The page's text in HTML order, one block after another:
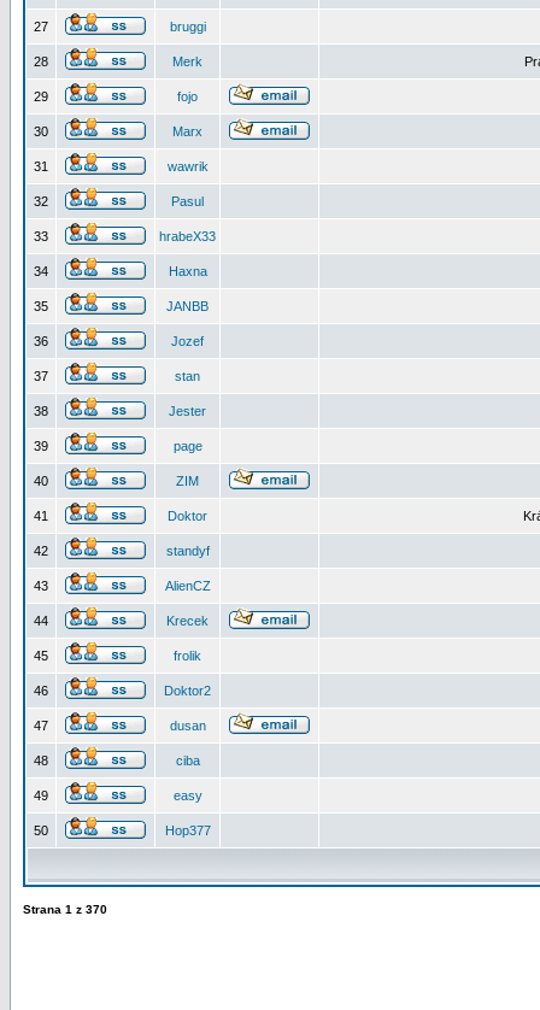
27 bruggi
28 Merk
29 fojo
30 Marx
31 wawrik
32 Pasul
33 hrabeX33
34 Haxna
35 JANBB
36 Jozef
37 stan
38 Jester
39 page
40 ZIM
41 Doktor
42 standyf
43 AlienCZ
44 Krecek
45 frolik
46 Doktor2
47 dusan
48 ciba
49 easy
50 Hop377
Strana 1 z 370